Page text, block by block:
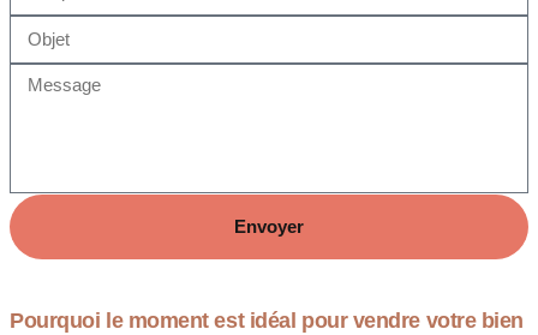
Envoyer
Pourquoi le moment est idéal pour vendre votre bien